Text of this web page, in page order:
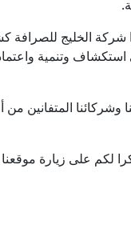
وتنمية
وشركائنا المتفانين
لكم على زيارة موقعنا